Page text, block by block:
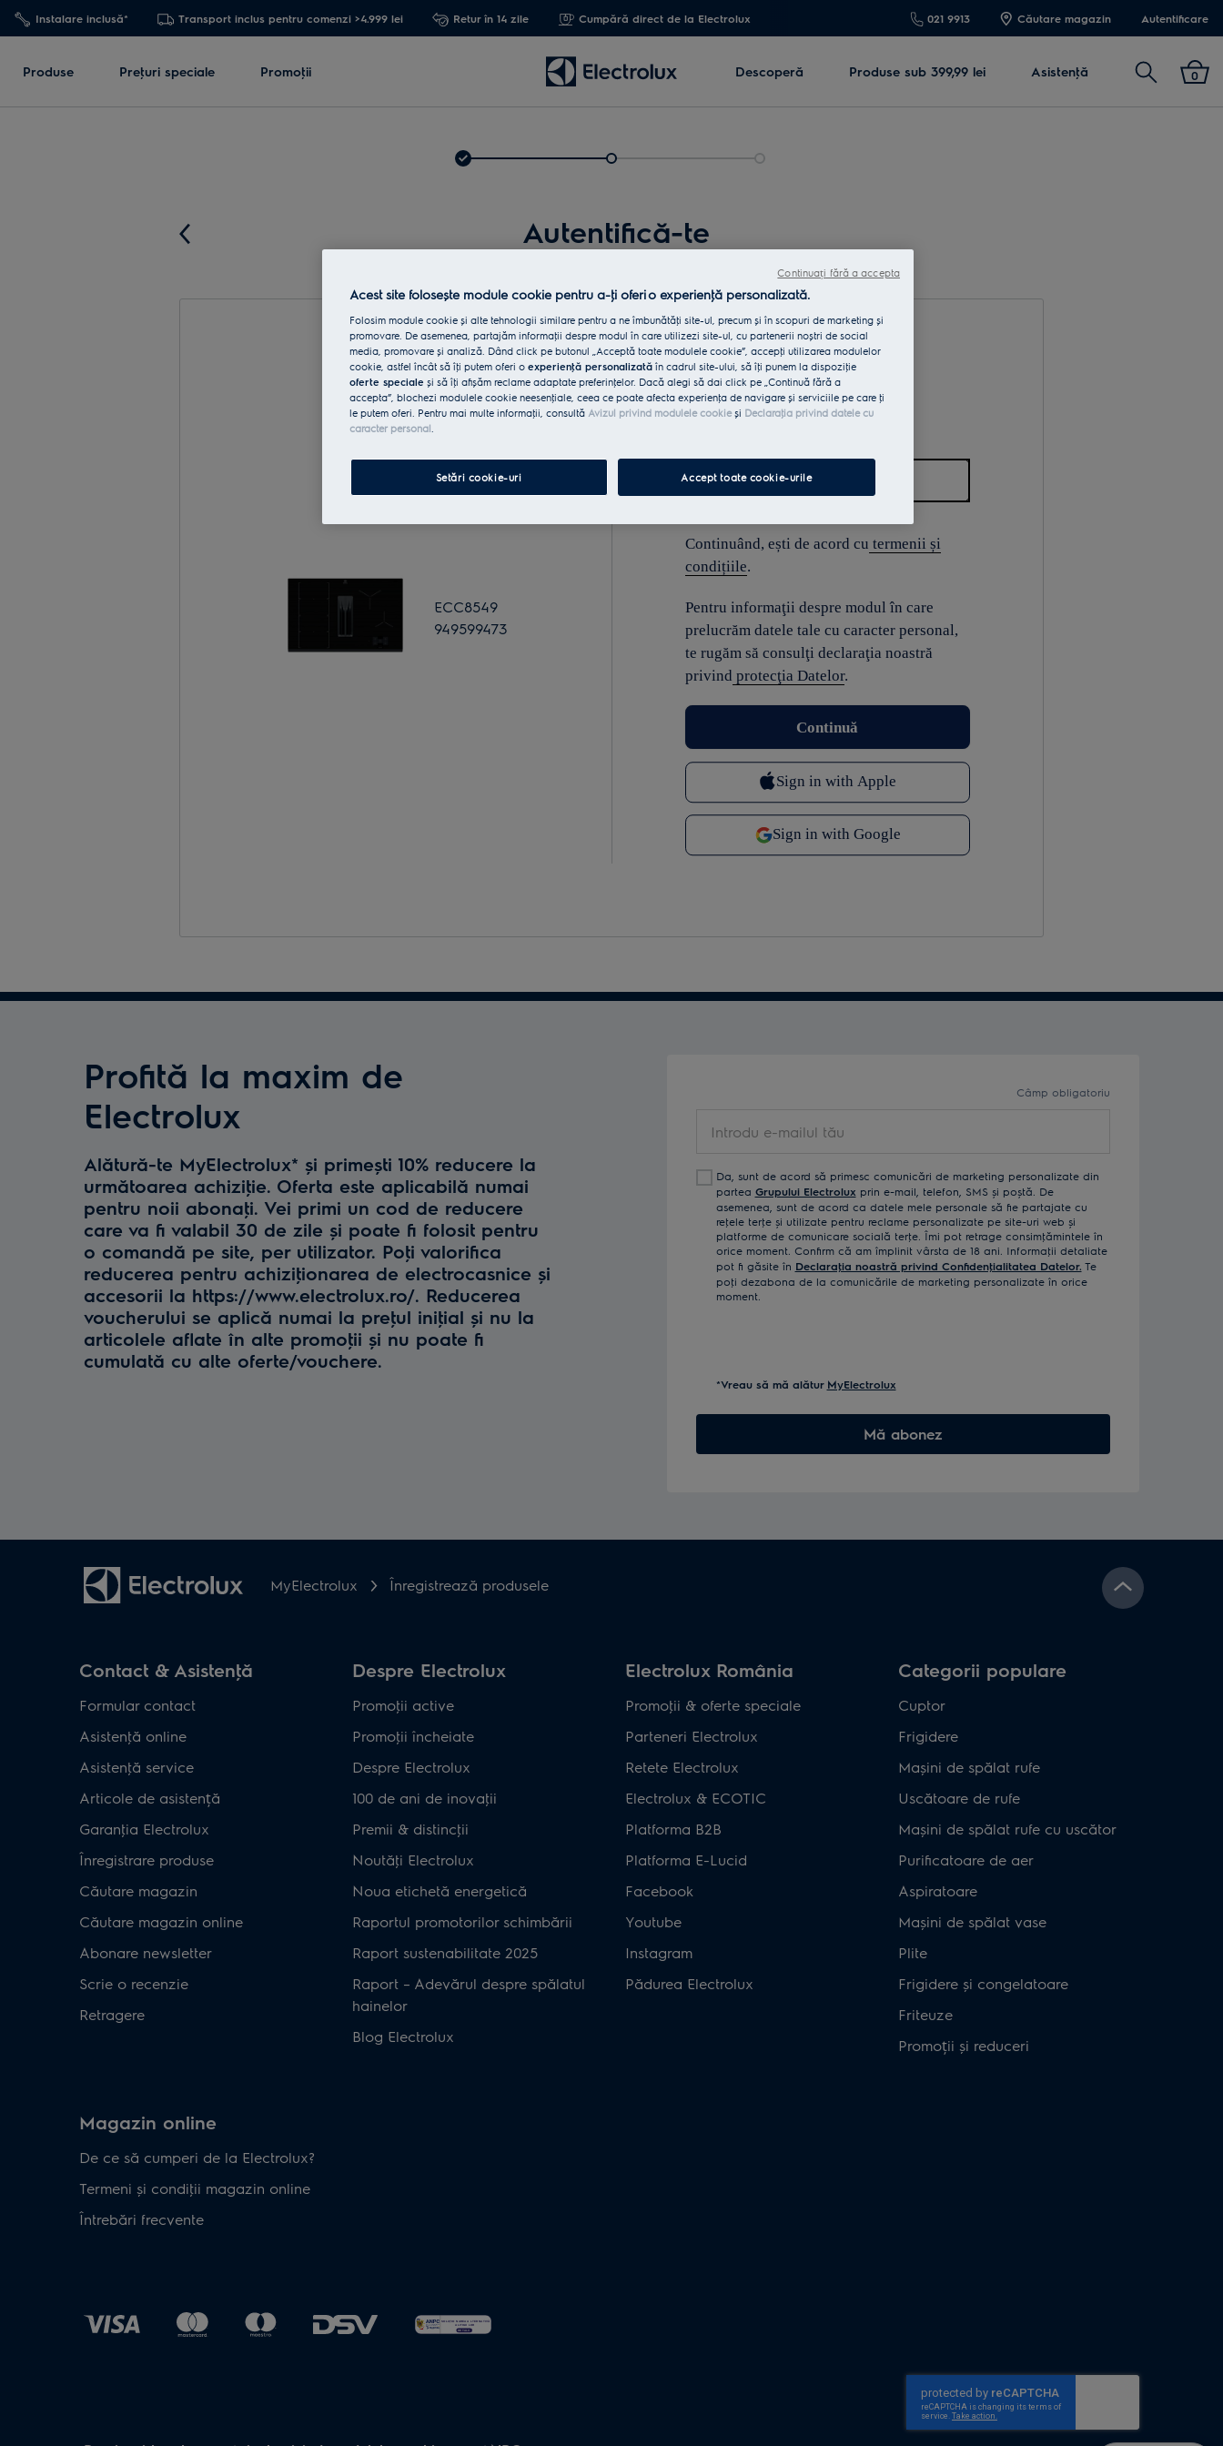
Instalare inclusă* Transport inclus pentru comenzi >4.999 lei Retur în 14 zile Cumpără direct de la Electrolux 021 9913 Căutare magazin Autentificare
Produse Preţuri speciale Promoţii Descoperă Produse sub 399,99 lei Asistenţă Cautare 0
Autentifică-te
ECC8549
949599473
Introdu e-mail
Continuând, ești de acord cu termenii și
condițiile.
Pentru informaţii despre modul în care
prelucrăm datele tale cu caracter personal,
te rugăm să consulţi declaraţia noastră
privind protecţia Datelor.
Profită la maxim de
Electrolux
Alătură-te MyElectrolux* și primești 10% reducere la
următoarea achiziţie. Oferta este aplicabilă numai
pentru noii abonaţi. Vei primi un cod de reducere
care va fi valabil 30 de zile și poate fi folosit pentru
o comandă pe site, per utilizator. Poţi valorifica
reducerea pentru achiziţionarea de electrocasnice și
accesorii la https://www.electrolux.ro/. Reducerea
voucherului se aplică numai la preţul iniţial și nu la
articolele aflate în alte promoţii și nu poate fi
cumulată cu alte oferte/vouchere.
Câmp obligatoriu
Da, sunt de acord să primesc comunicări de marketing personalizate din
partea Grupului Electrolux prin e-mail, telefon, SMS și poștă. De
asemenea, sunt de acord ca datele mele personale să fie partajate cu
reţele terţe și utilizate pentru reclame personalizate pe site-uri web și
platforme de comunicare socială terţe. Îmi pot retrage consimţămintele în
orice moment. Confirm că am împlinit vârsta de 18 ani. Informaţii detaliate
pot fi găsite în Declaraţia noastră privind Confidenţialitatea Datelor. Te
poţi dezabona de la comunicările de marketing personalizate în orice
moment.
*Vreau să mă alătur MyElectrolux
Mă abonez
MyElectrolux Înregistrează produsele
Contact & Asistenţă
Formular contact
Asistenţă online
Asistenţă service
Articole de asistență
Garanţia Electrolux
Înregistrare produse
Căutare magazin
Căutare magazin online
Abonare newsletter
Scrie o recenzie
Retragere
Despre Electrolux
Promoţii active
Promoţii încheiate
Despre Electrolux
100 de ani de inovaţii
Premii & distincţii
Noutăţi Electrolux
Noua etichetă energetică
Raportul promotorilor schimbării
Raport sustenabilitate 2025
Raport – Adevărul despre spălatul
hainelor
Blog Electrolux
Electrolux România
Promoţii & oferte speciale
Parteneri Electrolux
Retete Electrolux
Electrolux & ECOTIC
Platforma B2B
Platforma E-Lucid
Facebook
Youtube
Instagram
Pădurea Electrolux
Categorii populare
Cuptor
Frigidere
Mașini de spălat rufe
Uscătoare de rufe
Mașini de spălat rufe cu uscător
Purificatoare de aer
Aspiratoare
Mașini de spălat vase
Plite
Frigidere și congelatoare
Friteuze
Promoții și reduceri
Magazin online
De ce să cumperi de la Electrolux?
Termeni și condiţii magazin online
Întrebări frecvente
Acest site folosește module cookie pentru a-ţi oferi o experienţă personalizată.
Folosim module cookie și alte tehnologii similare pentru a ne îmbunătăţi site-ul, precum și în scopuri de marketing și
promovare. De asemenea, partajăm informaţii despre modul în care utilizezi site-ul, cu partenerii noștri de social
media, promovare și analiză. Dând click pe butonul „Acceptă toate modulele cookie”, accepţi utilizarea modulelor
cookie, astfel încât să îţi putem oferi o experienţă personalizată în cadrul site-ului, să îţi punem la dispoziţie
oferte speciale și să îţi afișăm reclame adaptate preferinţelor. Dacă alegi să dai click pe „Continuă fără a
accepta”, blochezi modulele cookie neesenţiale, ceea ce poate afecta experienţa de navigare și serviciile pe care ţi
le putem oferi. Pentru mai multe informaţii, consultă Avizul privind modulele cookieși Declaraţia privind datele cu
caracter personal.
Setări cookie-uri Accept toate cookie-urile
Continuați fără a accepta